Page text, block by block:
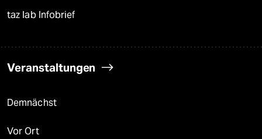
taz lab Infobrief
Veranstaltungen
Demnächst
Vor Ort